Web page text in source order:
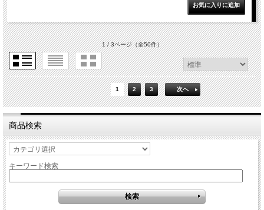
1 / 3ページ（全50件）
1 2 3 次へ
商品検索
キーワード検索